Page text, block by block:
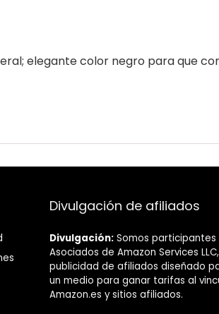
elegante color negro para que
Divulgación de afiliados
Divulgación: Somos
Asociados de Amazon Services
publicidad de afiliados diseñado
un medio para ganar tarifas al
Amazon.es y sitios afiliados.